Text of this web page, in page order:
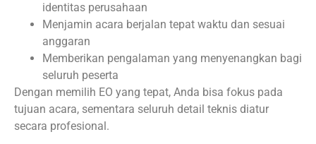
identitas perusahaan
Menjamin acara berjalan tepat waktu dan sesuai
anggaran
Memberikan pengalaman yang menyenangkan bagi
seluruh peserta
Dengan memilih EO yang tepat, Anda bisa fokus pada
tujuan acara, sementara seluruh detail teknis diatur
secara profesional.